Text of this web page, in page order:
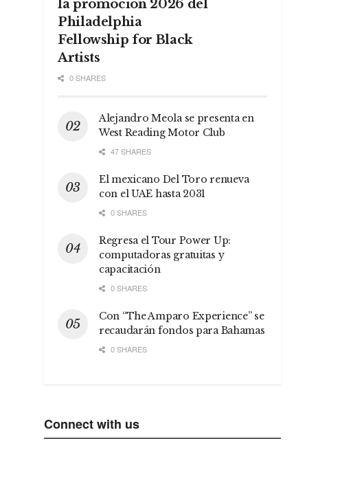
la promoción 2026 del
Philadelphia
Fellowship for Black
Artists
0 SHARES
Alejandro Meola se presenta en
West Reading Motor Club
47 SHARES
El mexicano Del Toro renueva
con el UAE hasta 2031
0 SHARES
Regresa el Tour Power Up:
computadoras gratuitas y
capacitación
0 SHARES
Con “The Amparo Experience” se
recaudarán fondos para Bahamas
0 SHARES
Connect with us